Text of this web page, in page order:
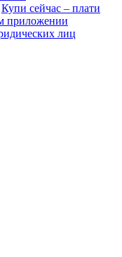
Купи сейчас – плати
приложении
лиц